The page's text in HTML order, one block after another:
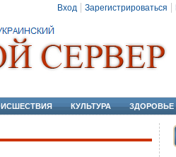
Вход Зарегистрироваться
КУЛЬТУРА ЗДОРОВЬЕ